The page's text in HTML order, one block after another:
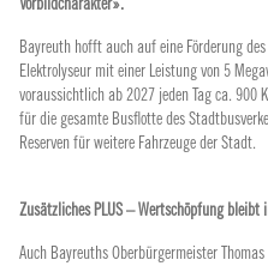
Vorbildcharakter».
Bayreuth hofft auch auf eine Förderung
Elektrolyseur mit einer Leistung von 5
voraussichtlich ab 2027 jeden Tag ca. 900
für die gesamte Busflotte des
Reserven für weitere Fahrzeuge der Stadt.
Zusätzliches PLUS – Wertschöpfung bleibt
Auch Bayreuths Oberbürgermeister